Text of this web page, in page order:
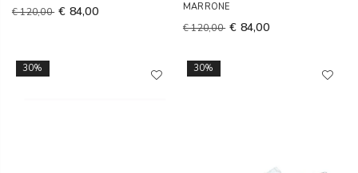
€ 120,00 € 84,00
MARRONE
€ 120,00 € 84,00
30% 30%